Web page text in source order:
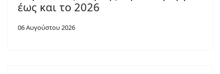
έως και το 2026
06 Αυγούστου 2026